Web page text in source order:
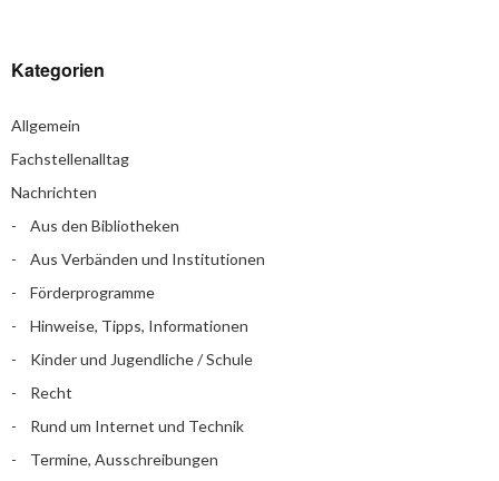
Kategorien
Allgemein
Fachstellenalltag
Nachrichten
Aus den Bibliotheken
Aus Verbänden und Institutionen
Förderprogramme
Hinweise, Tipps, Informationen
Kinder und Jugendliche / Schule
Recht
Rund um Internet und Technik
Termine, Ausschreibungen